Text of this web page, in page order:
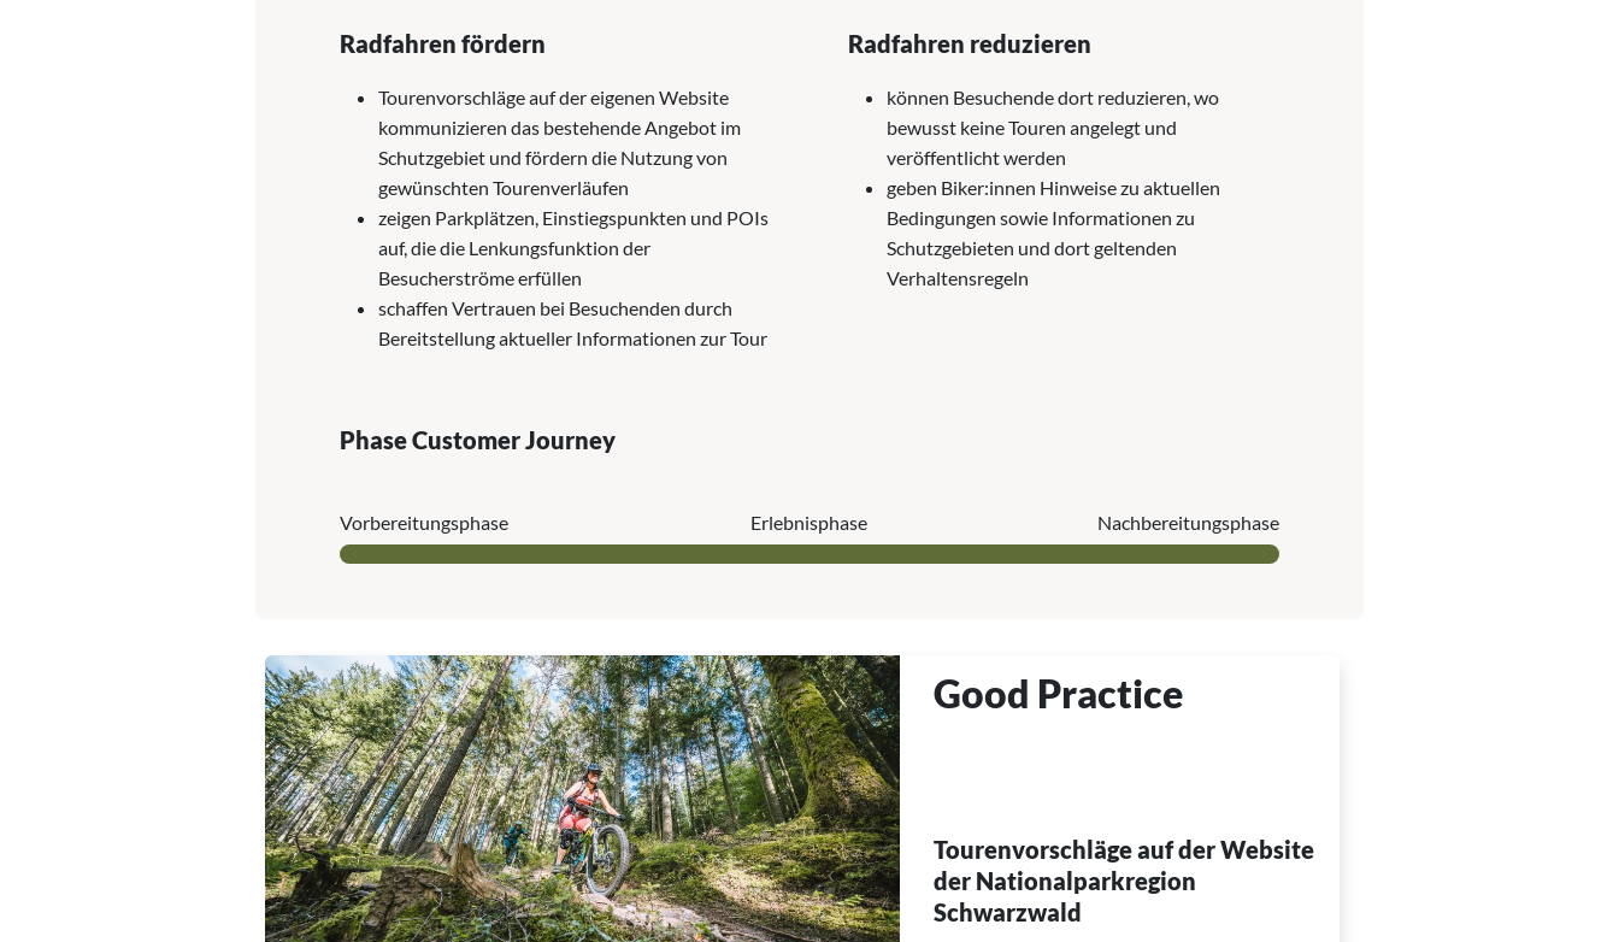
Radfahren fördern
Tourenvorschläge auf der eigenen Website
kommunizieren das bestehende Angebot im
Schutzgebiet und fördern die Nutzung von
gewünschten Tourenverläufen
zeigen Parkplätzen, Einstiegspunkten und POIs
auf, die die Lenkungsfunktion der
Besucherströme erfüllen
schaffen Vertrauen bei Besuchenden durch
Bereitstellung aktueller Informationen zur Tour
Radfahren reduzieren
können Besuchende dort reduzieren, wo
bewusst keine Touren angelegt und
veröffentlicht werden
geben Biker:innen Hinweise zu aktuellen
Bedingungen sowie Informationen zu
Schutzgebieten und dort geltenden
Verhaltensregeln
Phase Customer Journey
Vor­bereitungs­phase Erlebnis­phase Nach­bereitungs­phase
Good Practice
Tourenvorschläge auf der Website
der Nationalparkregion
Schwarzwald